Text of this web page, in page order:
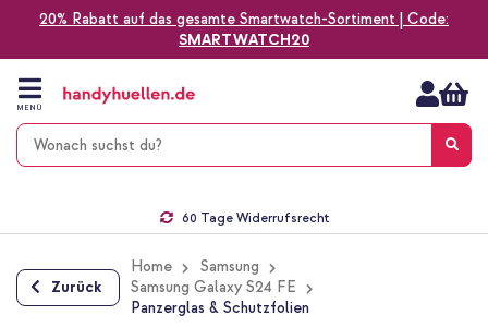
20% Rabatt auf das gesamte Smartwatch-Sortiment | Code:
SMARTWATCH20
Zum
Inhalt
springen
MENÜ
Gratis Versand
60 Tage Widerrufsrecht
Die Nr. 1 für Apple Zubehör in Deutschland!
Zurück
Home
Samsung
Samsung Galaxy S24 FE
Panzerglas & Schutzfolien